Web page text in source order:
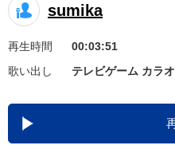
キャンペーン
お知らせ よくあるご質問
DAMの新曲
カラオケ最新
sumika
再生時間
00:03:51
歌い出し
テレビゲーム カラ